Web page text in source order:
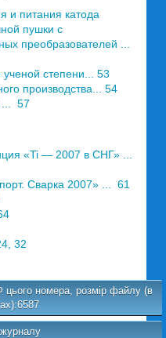
и питания катода
пушки с
преобразователей ...
степени... 53
производства... 54
... 57
«Ti — 2007 в СНГ» ...
Сварка 2007» ... 61
32
номера, розмір файлу (в